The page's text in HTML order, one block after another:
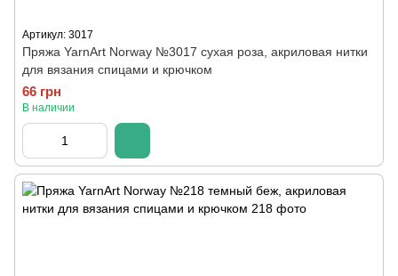
Артикул: 3017
Пряжа YarnArt Norway №3017 сухая роза, акриловая нитки
для вязания спицами и крючком
66 грн
В наличии